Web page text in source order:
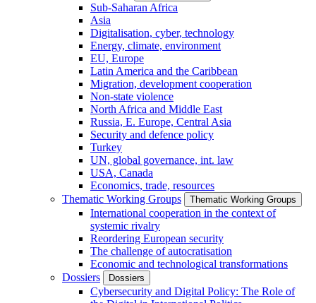
Sub-Saharan Africa
Asia
Digitalisation, cyber, technology
Energy, climate, environment
EU, Europe
Latin America and the Caribbean
Migration, development cooperation
Non-state violence
North Africa and Middle East
Russia, E. Europe, Central Asia
Security and defence policy
Turkey
UN, global governance, int. law
USA, Canada
Economics, trade, resources
Thematic Working Groups
Thematic Working Groups
International cooperation in the context of
systemic rivalry
Reordering European security
The challenge of autocratisation
Economic and technological transformations
Dossiers
Dossiers
Cybersecurity and Digital Policy: The Role of